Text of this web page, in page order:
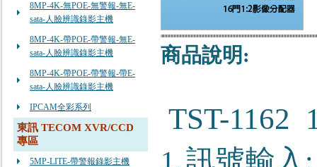
8MP-4K-無POE-無警報-無E-
sata-人臉辨識錄影主機
8MP-4K-帶POE-帶警報-無E-
sata-人臉辨識錄影主機
8MP-4K-帶POE-帶警報-帶E-
sata-人臉辨識錄影主機
IPCAM全彩系列
東訊 TECOM XVR/CCD
專區
5MP-LITE-帶警報錄影主機
商品說明:
TST-1162